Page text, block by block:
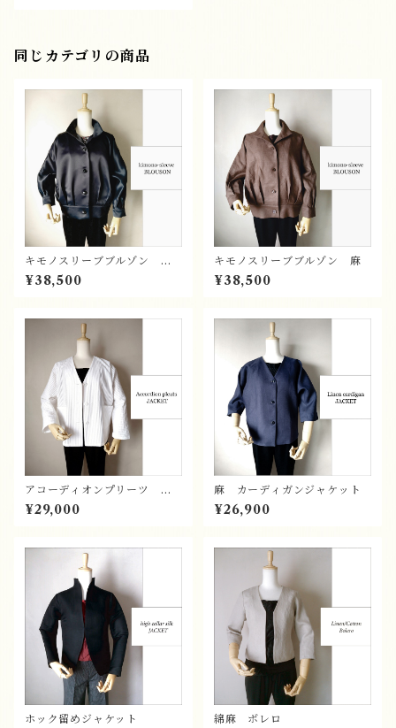
同じカテゴリの商品
キモノスリーブブルゾン ポ
リエステル
¥38,500
キモノスリーブブルゾン 麻
¥38,500
アコーディオンプリーツ カ
ーディガンジャケット
¥29,000
麻 カーディガンジャケット
¥26,900
ホック留めジャケット 綿麻 ボレロ